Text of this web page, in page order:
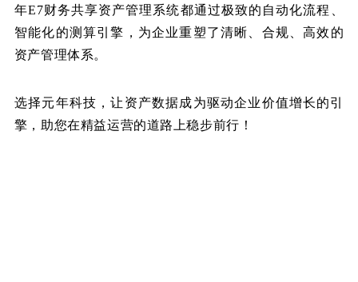
年E7财务共享资产管理系统都通过极致的自动化流程、
智能化的测算引擎，为企业重塑了清晰、合规、高效的
资产管理体系。
选择元年科技，让资产数据成为驱动企业价值增长的引
擎，助您在精益运营的道路上稳步前行！